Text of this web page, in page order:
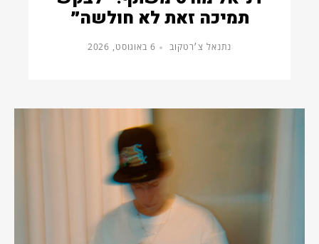
תמיכה זאת לא חולשה״
נתנאל צ׳רטקוב 6 באוגוסט, 2026